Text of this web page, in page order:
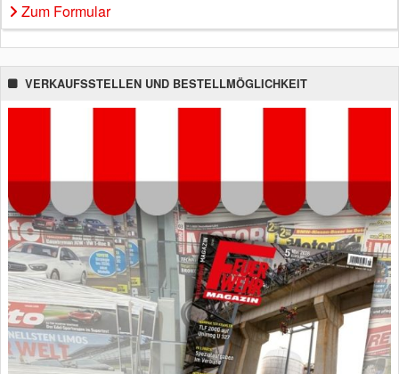
Zum Formular
VERKAUFSSTELLEN UND BESTELLMÖGLICHKEIT